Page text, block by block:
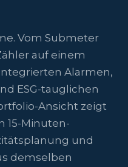
Vom Submeter
auf einem
Alarmen,
ESG-tauglichen
Ansicht zeigt
15-Minuten-
und
demselben